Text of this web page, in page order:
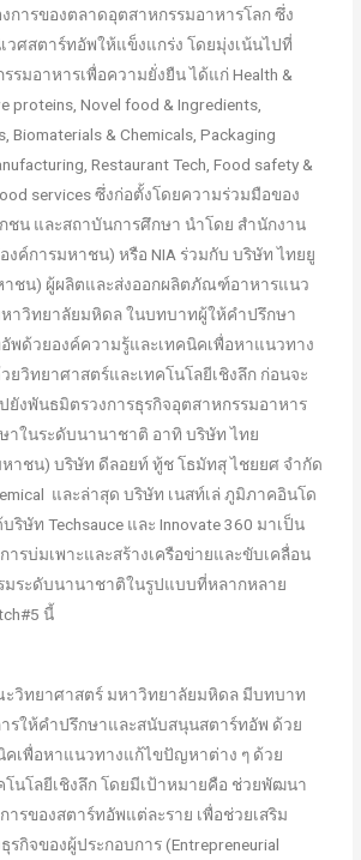
การของตลาดอุตสาหกรรมอาหารโลก ซึ่ง
วศสตาร์ทอัพให้แข็งแกร่ง โดยมุ่งเน้นไปที่
รมอาหารเพื่อความยั่งยืน ได้แก่ Health &
proteins, Novel food & Ingredients,
Biomaterials & Chemicals, Packaging
Restaurant Tech, Food safety &
services ซึ่งก่อตั้งโดยความร่วมมือของ
ชน และสถาบันการศึกษา นำโดย สำนักงาน
ค์การมหาชน) หรือ NIA ร่วมกับ บริษัท ไทยยู
าชน) ผู้ผลิตและส่งออกผลิตภัณฑ์อาหารแนว
าวิทยาลัยมหิดล ในบทบาทผู้ให้คำปรึกษา
พด้วยองค์ความรู้และเทคนิคเพื่อหาแนวทาง
วิทยาศาสตร์และเทคโนโลยีเชิงลึก ก่อนจะ
ยังพันธมิตรวงการธุรกิจอุตสาหกรรมอาหาร
าในระดับนานาชาติ อาทิ บริษัท ไทย
หาชน) บริษัท ดีลอยท์ ทู้ช โธมัทสุ ไชยยศ จำกัด
และล่าสุด บริษัท เนสท์เล่ ภูมิภาคอินโด
ษัท Techsauce และ Innovate 360 มาเป็น
รบ่มเพาะและสร้างเครือข่ายและขับเคลื่อน
มระดับนานาชาติในรูปแบบที่หลากหลาย
นี้
ทยาศาสตร์ มหาวิทยาลัยมหิดล มีบทบาท
รให้คำปรึกษาและสนับสนุนสตาร์ทอัพ ด้วย
คเพื่อหาแนวทางแก้ไขปัญหาต่าง ๆ ด้วย
โนโลยีเชิงลึก โดยมีเป้าหมายคือ ช่วยพัฒนา
รของสตาร์ทอัพแต่ละราย เพื่อช่วยเสริม
รกิจของผู้ประกอบการ (Entrepreneurial